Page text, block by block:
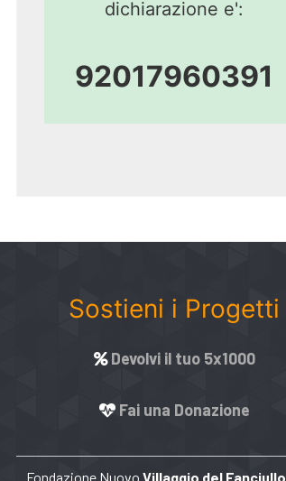
dichiarazione e':
92017960391
Sostieni i Progetti
Devolvi il tuo 5x1000
Fai una Donazione
Fondazione Nuovo Villaggio del Fanciullo